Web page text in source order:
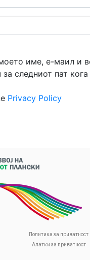
име, е-маил и
за следниот пат
Privacy Policy
Политика за приватност
Алатки за приватност